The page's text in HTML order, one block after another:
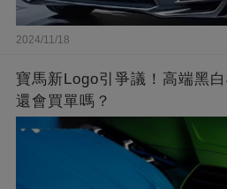
2024/11/18
寶馬新Logo引爭議！高端黑
還會買單嗎？